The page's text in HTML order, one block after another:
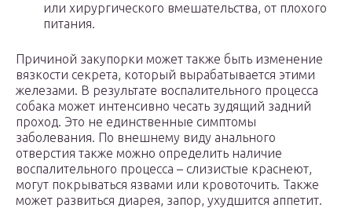
или хирургического вмешательства, от плохого
питания.
Причиной закупорки может также быть изменение
вязкости секрета, который вырабатывается этими
железами. В результате воспалительного процесса
собака может интенсивно чесать зудящий задний
проход. Это не единственные симптомы
заболевания. По внешнему виду анального
отверстия также можно определить наличие
воспалительного процесса – слизистые краснеют,
могут покрываться язвами или кровоточить. Также
может развиться диарея, запор, ухудшится аппетит.